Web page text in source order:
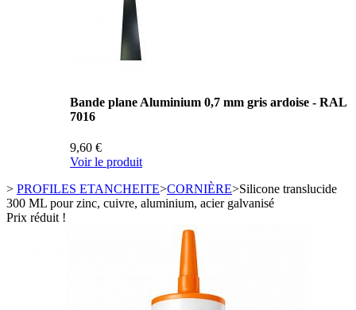
Bande plane Aluminium 0,7 mm gris ardoise - RAL
7016
9,60 €
Voir le produit
> PROFILES ETANCHEITE>CORNIÈRE>Silicone translucide
300 ML pour zinc, cuivre, aluminium, acier galvanisé
Prix réduit !